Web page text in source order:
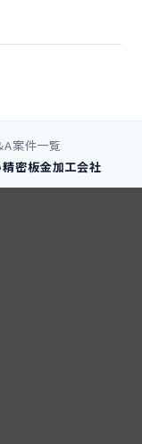
案件一覧
密板金加工会社